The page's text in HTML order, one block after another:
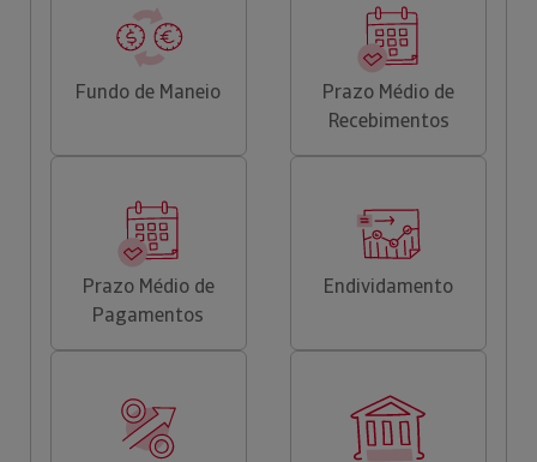
Fundo de Maneio
Prazo Médio de
Recebimentos
Prazo Médio de
Pagamentos
Endividamento